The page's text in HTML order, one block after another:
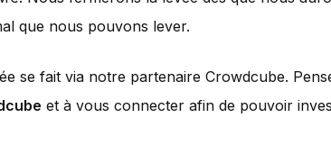
que nous pouvons lever.
se fait via notre partenaire Crowdcube.
et à vous connecter afin de pouvoir